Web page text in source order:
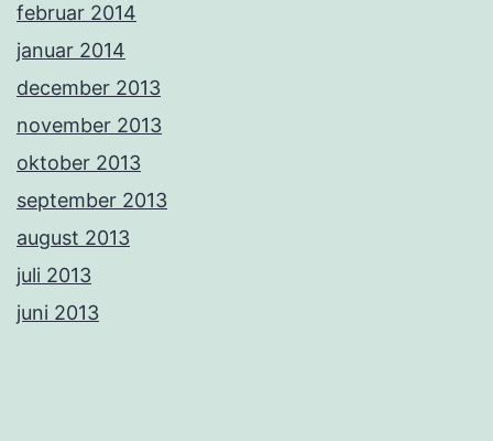
februar 2014
januar 2014
december 2013
november 2013
oktober 2013
september 2013
august 2013
juli 2013
juni 2013